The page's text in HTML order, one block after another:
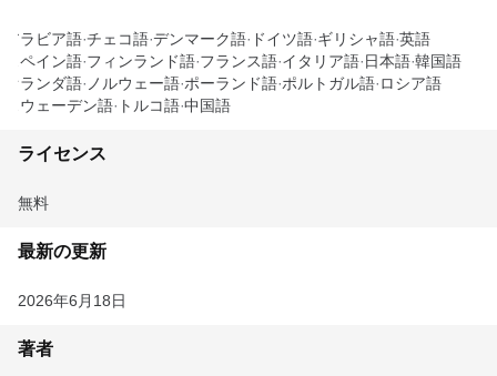
アラビア語 チェコ語 デンマーク語 ドイツ語 ギリシャ語 英語
スペイン語 フィンランド語 フランス語 イタリア語 日本語 韓国語
オランダ語 ノルウェー語 ポーランド語 ポルトガル語 ロシア語
スウェーデン語 トルコ語 中国語
ライセンス
無料
最新の更新
2026年6月18日
著者